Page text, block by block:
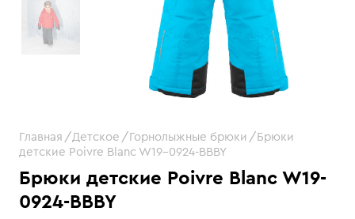
Брюки детские Poivre Blanc W19-
0924-BBBY
Главная Детское Горнолыжные брюки
Брюки
детские Poivre Blanc W19-0924-BBBY